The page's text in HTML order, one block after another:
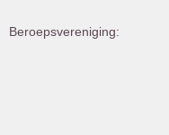
Beroepsvereniging: